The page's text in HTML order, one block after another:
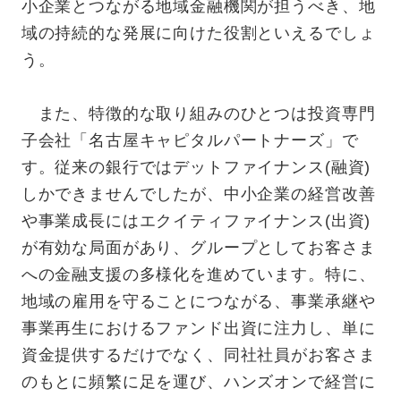
小企業とつながる地域金融機関が担うべき、地
域の持続的な発展に向けた役割といえるでしょ
う。
また、特徴的な取り組みのひとつは投資専門
子会社「名古屋キャピタルパートナーズ」で
す。従来の銀行ではデットファイナンス(融資)
しかできませんでしたが、中小企業の経営改善
や事業成長にはエクイティファイナンス(出資)
が有効な局面があり、グループとしてお客さま
への金融支援の多様化を進めています。特に、
地域の雇用を守ることにつながる、事業承継や
事業再生におけるファンド出資に注力し、単に
資金提供するだけでなく、同社社員がお客さま
のもとに頻繁に足を運び、ハンズオンで経営に